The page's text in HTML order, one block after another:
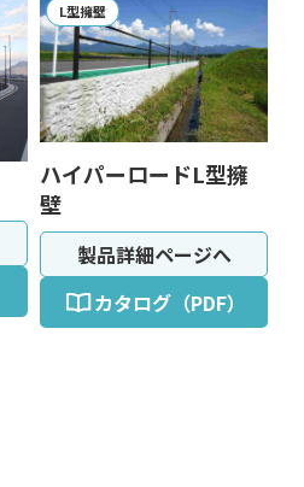
L型擁壁
ハイパーロードL型擁
壁
製品詳細ページへ
カタログ（PDF）